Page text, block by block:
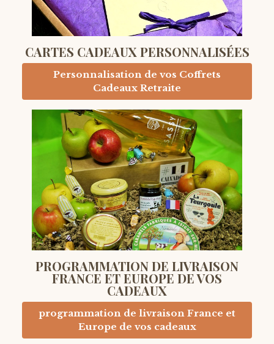
CARTES CADEAUX PERSONNALISÉES
Personnalisation de vos Coffrets
Cadeaux Retraite
PROGRAMMATION DE LIVRAISON
FRANCE ET EUROPE DE VOS
CADEAUX
programmation de livraison France et
Europe de vos cadeaux